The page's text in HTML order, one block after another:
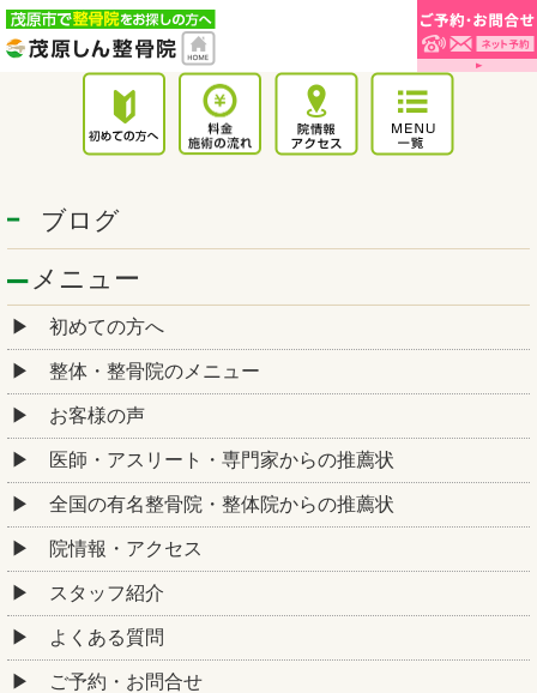
ブログ
メニュー
初めての方へ
整体・整骨院のメニュー
お客様の声
医師・アスリート・専門家からの推薦状
全国の有名整骨院・整体院からの推薦状
院情報・アクセス
スタッフ紹介
よくある質問
ご予約・お問合せ